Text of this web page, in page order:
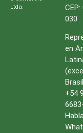
Ltda.
030
en
+54